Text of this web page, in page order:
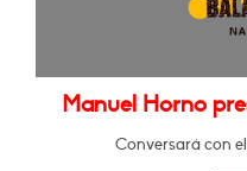
Manuel Horno
Conversará con